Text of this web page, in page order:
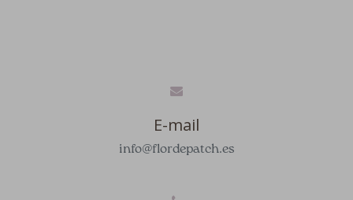
E-mail
info@flordepatch.es